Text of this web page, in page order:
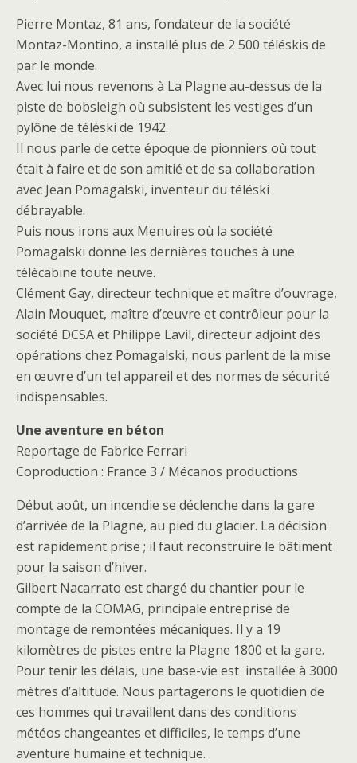
Pierre Montaz, 81 ans, fondateur de la société
Montaz-Montino, a installé plus de 2 500 téléskis de
par le monde.
Avec lui nous revenons à La Plagne au-dessus de la
piste de bobsleigh où subsistent les vestiges d’un
pylône de téléski de 1942.
Il nous parle de cette époque de pionniers où tout
était à faire et de son amitié et de sa collaboration
avec Jean Pomagalski, inventeur du téléski
débrayable.
Puis nous irons aux Menuires où la société
Pomagalski donne les dernières touches à une
télécabine toute neuve.
Clément Gay, directeur technique et maître d’ouvrage,
Alain Mouquet, maître d’œuvre et contrôleur pour la
société DCSA et Philippe Lavil, directeur adjoint des
opérations chez Pomagalski, nous parlent de la mise
en œuvre d’un tel appareil et des normes de sécurité
indispensables.
Une aventure en béton
Reportage de Fabrice Ferrari
Coproduction : France 3 / Mécanos productions
Début août, un incendie se déclenche dans la gare
d’arrivée de la Plagne, au pied du glacier. La décision
est rapidement prise ; il faut reconstruire le bâtiment
pour la saison d’hiver.
Gilbert Nacarrato est chargé du chantier pour le
compte de la COMAG, principale entreprise de
montage de remontées mécaniques. Il y a 19
kilomètres de pistes entre la Plagne 1800 et la gare.
Pour tenir les délais, une base-vie est installée à 3000
mètres d’altitude. Nous partagerons le quotidien de
ces hommes qui travaillent dans des conditions
météos changeantes et difficiles, le temps d’une
aventure humaine et technique.